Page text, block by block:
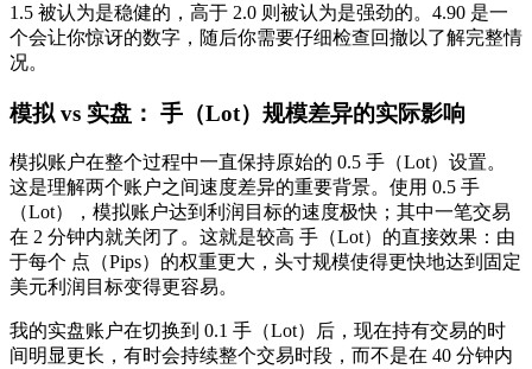
1.5 被认为是稳健的，高于 2.0 则被认为是强劲的。4.90 是一
个会让你惊讶的数字，随后你需要仔细检查回撤以了解完整情
况。
模拟 vs 实盘： 手（Lot）规模差异的实际影响
模拟账户在整个过程中一直保持原始的 0.5 手（Lot）设置。
这是理解两个账户之间速度差异的重要背景。使用 0.5 手
（Lot），模拟账户达到利润目标的速度极快；其中一笔交易
在 2 分钟内就关闭了。这就是较高 手（Lot）的直接效果：由
于每个 点（Pips）的权重更大，头寸规模使得更快地达到固定
美元利润目标变得更容易。
我的实盘账户在切换到 0.1 手（Lot）后，现在持有交易的时
间明显更长，有时会持续整个交易时段，而不是在 40 分钟内